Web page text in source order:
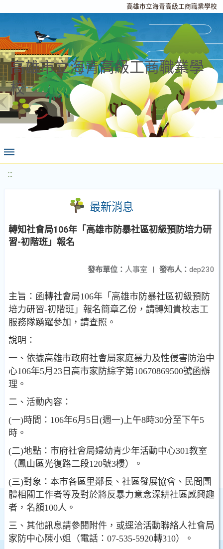
高雄市立海青高級工商職業學校
高雄市立海青高級工商職業學
校
:::
最新消息
轉知社會局106年「高雄市防暴社區初級預防培力研
習-初階班」報名
發布人： dep230
發布單位： 人事室 |
主旨：函轉社會局106年「高雄市防暴社區初級預防
培力研習-初階班」報名簡章乙份，請轉知貴校志工
服務隊踴躍參加，請查照。
說明：
一、依據高雄市政府社會局家庭暴力及性侵害防治中
心106年5月23日高市家防綜字第10670869500號函辦
理。
二、活動內容：
(一)時間：106年6月5日(週一)上午8時30分至下午5
時。
(二)地點：市府社會局婦幼青少年活動中心301教室
（鳳山區光復路二段120號3樓）。
(三)對象：本市各區里鄰長、社區發展協會、民間團
體相關工作者等及對於將反暴力意念深耕社區感興趣
者，名額100人。
三、其他訊息請參閱附件，或逕洽活動聯絡人社會局
家防中心陳小姐（電話：07-535-5920轉310）。